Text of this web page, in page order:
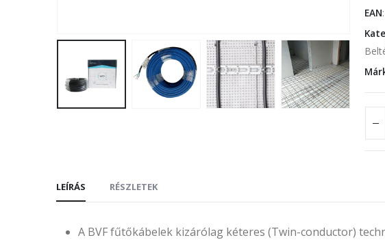
EAN:
LEÍRÁS RÉSZLETEK
A BVF fűtőkábelek kizárólag kéteres (Twin-conductor)